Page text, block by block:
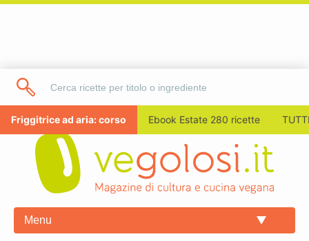
Friggitrice ad aria: corso Ebook Estate 280 ricette
Menu